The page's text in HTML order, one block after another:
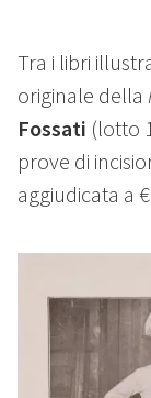
Tra i libri
originale della
Fossati (lotto
prove di
aggiudicata a